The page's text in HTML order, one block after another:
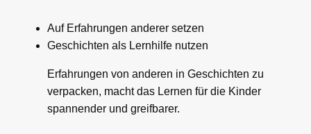
Auf Erfahrungen anderer setzen
Geschichten als Lernhilfe nutzen
Erfahrungen von anderen in Geschichten zu
verpacken, macht das Lernen für die Kinder
spannender und greifbarer.